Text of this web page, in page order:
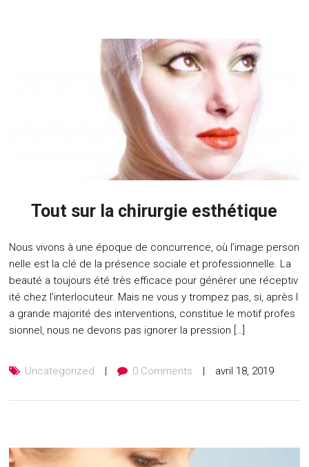
Tout sur la chirurgie esthétique
Nous vivons à une époque de concurrence, où l’image person
nelle est la clé de la présence sociale et professionnelle. La
beauté a toujours été très efficace pour générer une réceptiv
ité chez l’interlocuteur. Mais ne vous y trompez pas, si, après l
a grande majorité des interventions, constitue le motif profes
sionnel, nous ne devons pas ignorer la pression […]
Uncategorized 0 Comments avril 18, 2019